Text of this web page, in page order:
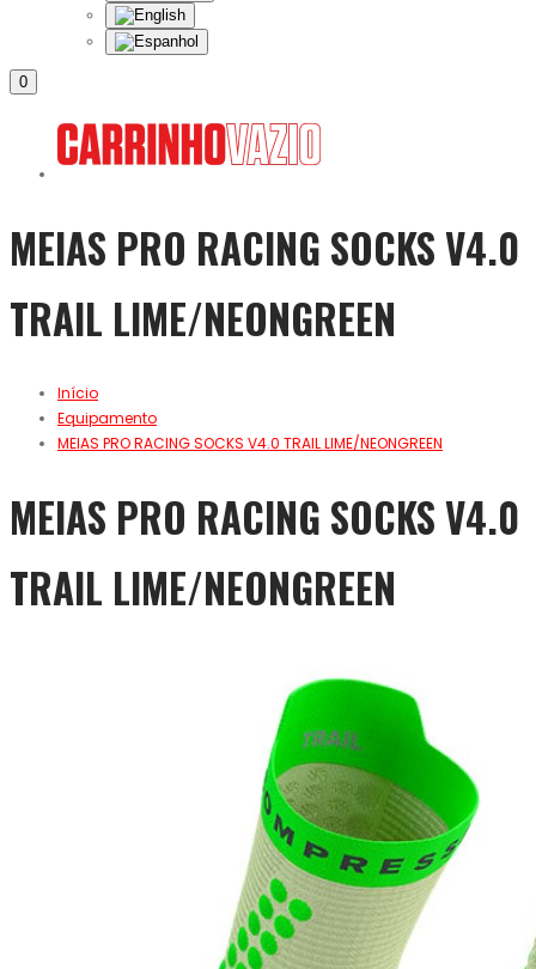
0
MEIAS PRO RACING SOCKS V4.0
TRAIL LIME/NEONGREEN
Início
Equipamento
MEIAS PRO RACING SOCKS V4.0 TRAIL LIME/NEONGREEN
MEIAS PRO RACING SOCKS V4.0
TRAIL LIME/NEONGREEN